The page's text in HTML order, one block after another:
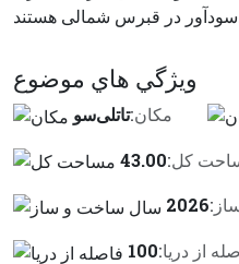
ويژگي هاي موضوع
مكان:تاتلی‌سو
کل:
2026
از دريا: